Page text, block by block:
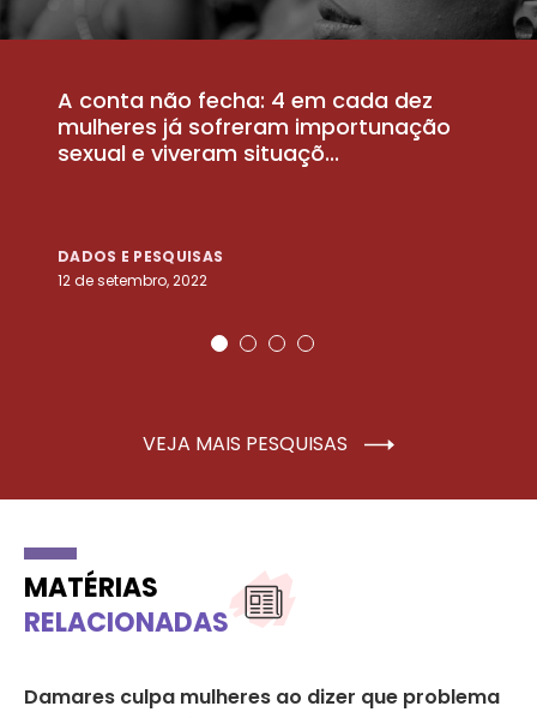
A conta não fecha: 4 em cada dez
mulheres já sofreram importunação
sexual e viveram situaçõ...
DADOS E PESQUISAS
12 de setembro, 2022
VEJA MAIS PESQUISAS
MATÉRIAS
RELACIONADAS
Damares culpa mulheres ao dizer que problema